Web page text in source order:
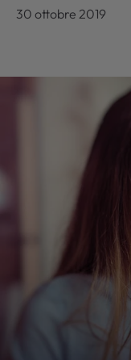
30 ottobre 2019